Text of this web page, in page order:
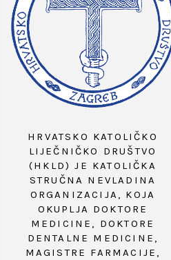
HRVATSKO KATOLIČKO
LIJEČNIČKO DRUŠTVO
(HKLD) JE KATOLIČKA
STRUČNA NEVLADINA
ORGANIZACIJA, KOJA
OKUPLJA DOKTORE
MEDICINE, DOKTORE
DENTALNE MEDICINE,
MAGISTRE FARMACIJE,